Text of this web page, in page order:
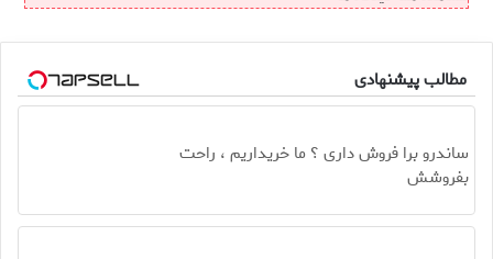
مطالب پیشنهادی
ساندرو برا فروش داری ؟ ما خریداریم ، راحت
بفروشش